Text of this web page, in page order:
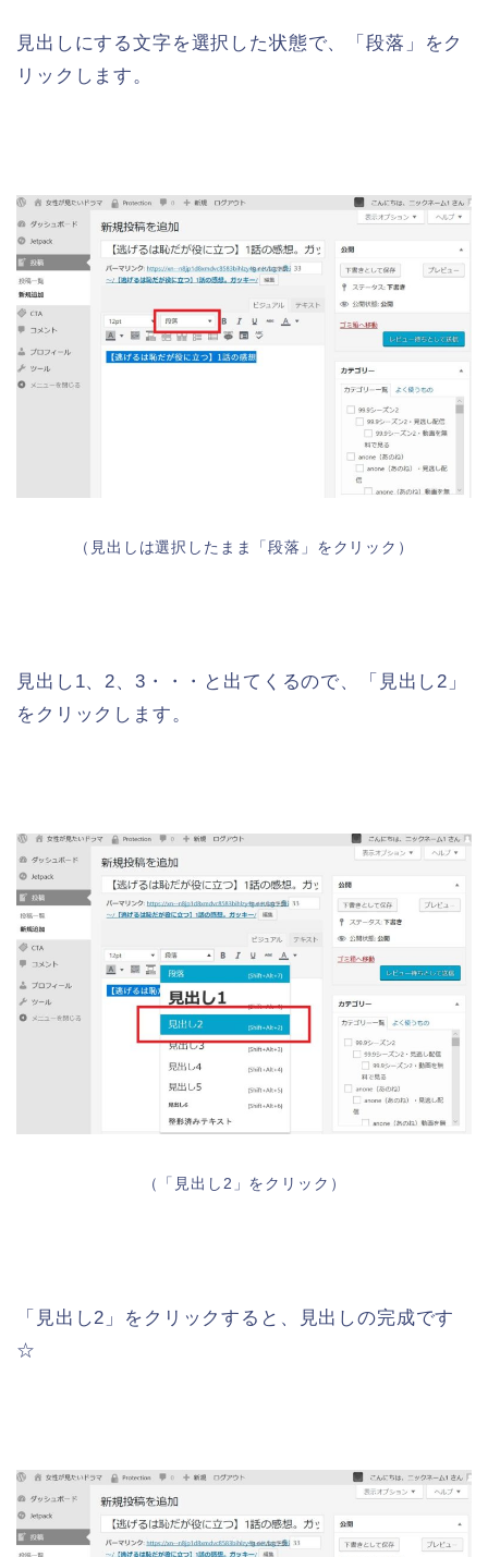
見出しにする文字を選択した状態で、「段落」をク
リックします。
（見出しは選択したまま「段落」をクリック）
見出し1、2、3・・・と出てくるので、「見出し2」
をクリックします。
（「見出し2」をクリック）
「見出し2」をクリックすると、見出しの完成です
☆